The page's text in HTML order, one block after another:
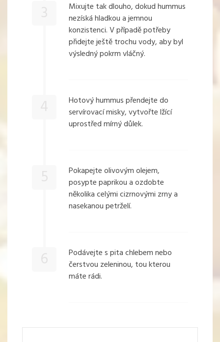
Mixujte tak dlouho, dokud hummus
nezíská hladkou a jemnou
konzistenci. V případě potřeby
přidejte ještě trochu vody, aby byl
výsledný pokrm vláčný.
Hotový hummus přendejte do
servírovací misky, vytvořte lžící
uprostřed mírný důlek.
Pokapejte olivovým olejem,
posypte paprikou a ozdobte
několika celými cizrnovými zrny a
nasekanou petrželí.
Podávejte s pita chlebem nebo
čerstvou zeleninou, tou kterou
máte rádi.